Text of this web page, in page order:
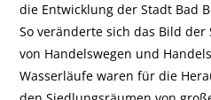
die Entwicklung der Stadt Bad
So veränderte sich das Bild
von Handelswegen und
Wasserläufe waren für die